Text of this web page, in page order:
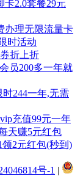
2.0套餐29元
办理无限流量卡
时活动
折上折
员200多一年就
244一年,无需
充值99元一年
天赚5元红包
领2元红包(秒到)
号-1 |